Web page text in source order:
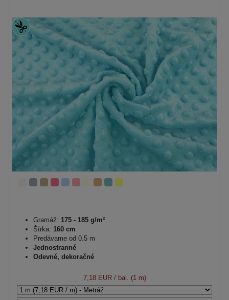
Gramáž: 175 - 185 g/m²
Šírka: 160 cm
Predávame od 0.5 m
Jednostranné
Odevné, dekoračné
7,18 EUR/ bal. (1 m)